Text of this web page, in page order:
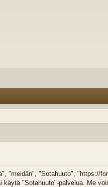
"meidän", "Sotahuuto", "https://
"Sotahuuto"-palvelua. Me